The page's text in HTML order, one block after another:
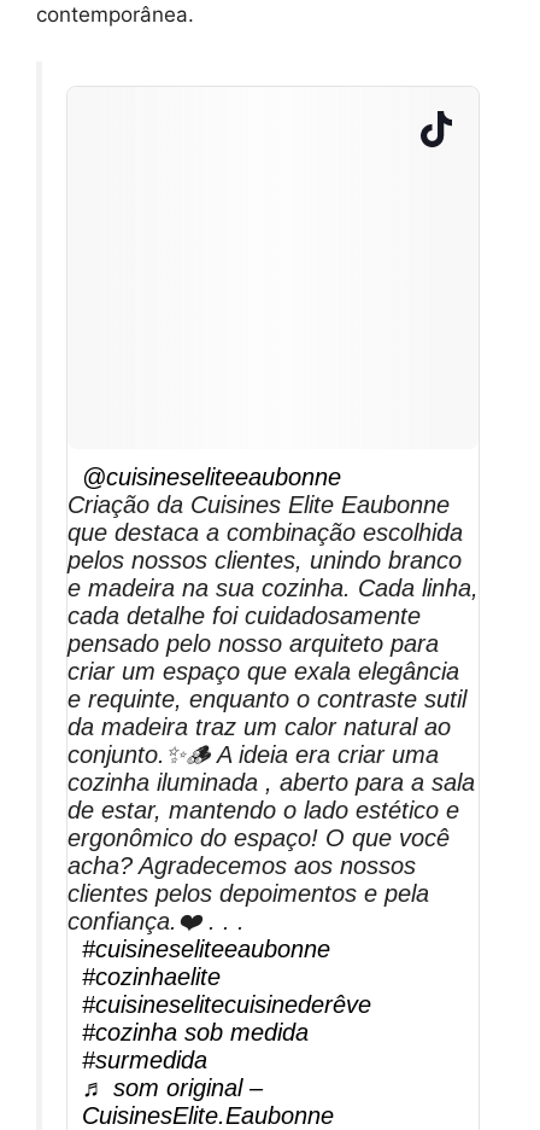
contemporânea.
@cuisineseliteeaubonne
Criação da Cuisines Elite Eaubonne
que destaca a combinação escolhida
pelos nossos clientes, unindo branco
e madeira na sua cozinha. Cada linha,
cada detalhe foi cuidadosamente
pensado pelo nosso arquiteto para
criar um espaço que exala elegância
e requinte, enquanto o contraste sutil
da madeira traz um calor natural ao
conjunto.✨🪵 A ideia era criar uma
cozinha iluminada , aberto para a sala
de estar, mantendo o lado estético e
ergonômico do espaço! O que você
acha? Agradecemos aos nossos
clientes pelos depoimentos e pela
confiança.❤️ . . .
#cuisineseliteeaubonne
#cozinhaelite
#cuisineselitecuisinederêve
#cozinha sob medida
#surmedida
♬ som original –
CuisinesElite.Eaubonne